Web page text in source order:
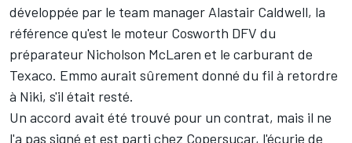
développée par le team manager Alastair Caldwell, la
référence qu'est le moteur Cosworth DFV du
préparateur Nicholson McLaren et le carburant de
Texaco. Emmo aurait sûrement donné du fil à retordre
à Niki, s'il était resté.
Un accord avait été trouvé pour un contrat, mais il ne
l'a pas signé et est parti chez Copersucar, l'écurie de